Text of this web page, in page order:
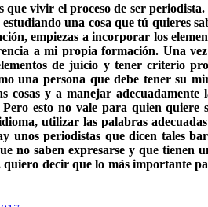
que vivir el proceso de ser
una cosa que tú quieres
empiezas a incorporar los
a mi propia formación. Una
de juicio y tener criterio
una persona que debe tener su
cosas y a manejar
esto no vale para quien
utilizar las palabras
unos periodistas que dicen tales
no saben expresarse y que
decir que lo más importante